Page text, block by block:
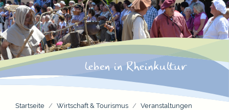
Startseite Wirtschaft & Tourismus Veranstaltungen